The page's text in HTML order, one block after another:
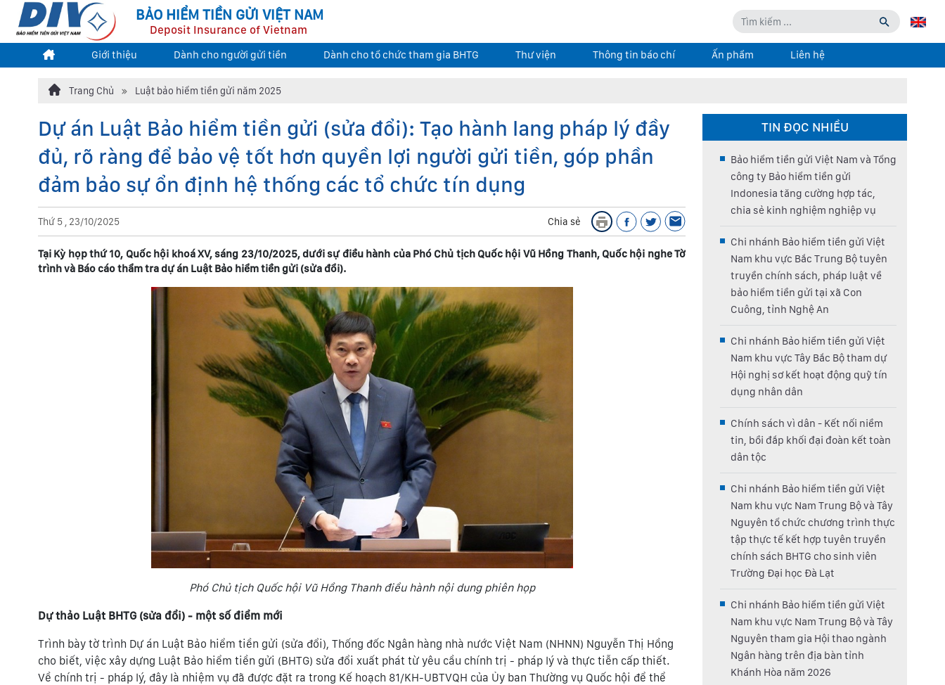
BẢO HIỂM TIỀN GỬI VIỆT NAM
Deposit Insurance of Vietnam
Giới thiệu Dành cho người gửi tiền Dành cho tổ chức tham gia BHTG Thư viện Thông tin báo chí Ấn phẩm Liên hệ
Trang Chủ Luật bảo hiểm tiền gửi năm 2025
Dự án Luật Bảo hiểm tiền gửi (sửa đổi): Tạo hành lang pháp lý đầy
đủ, rõ ràng để bảo vệ tốt hơn quyền lợi người gửi tiền, góp phần
đảm bảo sự ổn định hệ thống các tổ chức tín dụng
Thứ 5 , 23/10/2025 Chia sẻ
Tại Kỳ họp thứ 10, Quốc hội khoá XV, sáng 23/10/2025, dưới sự điều hành của Phó Chủ tịch Quốc hội Vũ Hồng Thanh, Quốc hội nghe Tờ
trình và Báo cáo thẩm tra dự án Luật Bảo hiểm tiền gửi (sửa đổi).
Phó Chủ tịch Quốc hội Vũ Hồng Thanh điều hành nội dung phiên họp
Dự thảo Luật BHTG (sửa đổi) - một số điểm mới
Trình bày tờ trình Dự án Luật Bảo hiểm tiền gửi (sửa đổi), Thống đốc Ngân hàng nhà nước Việt Nam (NHNN) Nguyễn Thị Hồng
cho biết, việc xây dựng Luật Bảo hiểm tiền gửi (BHTG) sửa đổi xuất phát từ yêu cầu chính trị - pháp lý và thực tiễn cấp thiết.
Về chính trị - pháp lý, đây là nhiệm vụ đã được đặt ra trong Kế hoạch 81/KH-UBTVQH của Ủy ban Thường vụ Quốc hội để thể
TIN ĐỌC NHIỀU
Bảo hiểm tiền gửi Việt Nam và Tổng
công ty Bảo hiểm tiền gửi
Indonesia tăng cường hợp tác,
chia sẻ kinh nghiệm nghiệp vụ
Chi nhánh Bảo hiểm tiền gửi Việt
Nam khu vực Bắc Trung Bộ tuyên
truyền chính sách, pháp luật về
bảo hiểm tiền gửi tại xã Con
Cuông, tỉnh Nghệ An
Chi nhánh Bảo hiểm tiền gửi Việt
Nam khu vực Tây Bắc Bộ tham dự
Hội nghị sơ kết hoạt động quỹ tín
dụng nhân dân
Chính sách vì dân - Kết nối niềm
tin, bồi đắp khối đại đoàn kết toàn
dân tộc
Chi nhánh Bảo hiểm tiền gửi Việt
Nam khu vực Nam Trung Bộ và Tây
Nguyên tổ chức chương trình thực
tập thực tế kết hợp tuyên truyền
chính sách BHTG cho sinh viên
Trường Đại học Đà Lạt
Chi nhánh Bảo hiểm tiền gửi Việt
Nam khu vực Nam Trung Bộ và Tây
Nguyên tham gia Hội thao ngành
Ngân hàng trên địa bàn tỉnh
Khánh Hòa năm 2026